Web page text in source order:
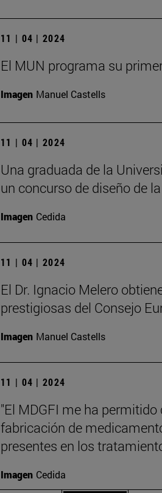
11 | 04 | 2024
El MUN programa su
Imagen Manuel Castells
11 | 04 | 2024
Una graduada de la
un concurso de diseño de
Imagen Cedida
11 | 04 | 2024
El Dr. Ignacio Melero
prestigiosas del Consejo
Imagen Manuel Castells
11 | 04 | 2024
"El MDGFI me ha
fabricación de
presentes en los
Imagen Cedida